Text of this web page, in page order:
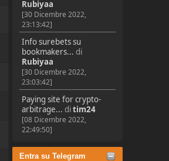
Rubiyaa
[30 Dicembre 2022,
23:13:42]
Info surebets su
bookmakers... di
Rubiyaa
[30 Dicembre 2022,
23:03:42]
Paying site for crypto-
arbitrage... ditim24
[08 Dicembre 2022,
22:49:50]
Entra su Telegram